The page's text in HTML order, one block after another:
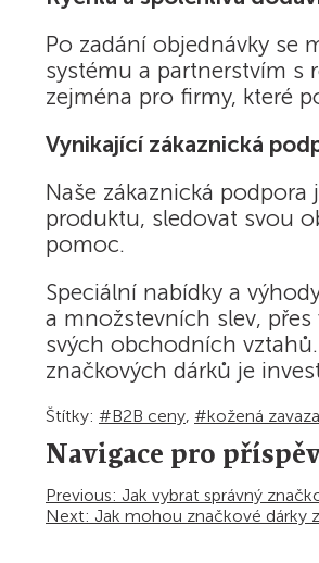
Po zadání objednávky se
systému a partnerstvím s
zejména pro firmy, které
Vynikající zákaznická
Naše zákaznická
produktu, sledovat svou
pomoc.
Speciální nabídky a
a množstevních slev,
svých obchodních
značkových dárků je
Štítky: #B2B ceny, #kožená
Navigace pro
Previous: Jak vybrat správný
Next: Jak mohou značkové dárky